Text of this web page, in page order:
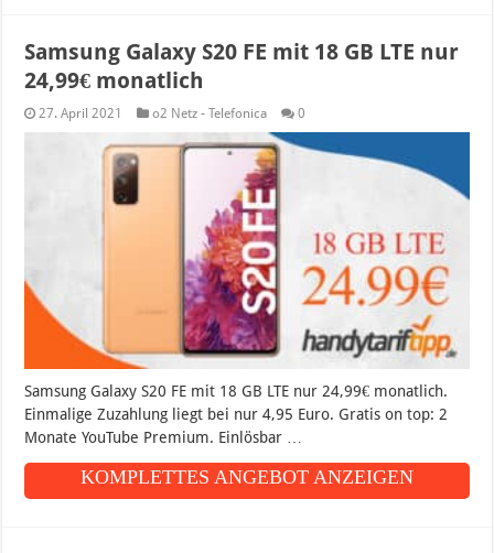
Samsung Galaxy S20 FE mit 18 GB LTE nur
24,99€ monatlich
27. April 2021 o2 Netz - Telefonica 0
Samsung Galaxy S20 FE mit 18 GB LTE nur 24,99€ monatlich.
Einmalige Zuzahlung liegt bei nur 4,95 Euro. Gratis on top: 2
Monate YouTube Premium. Einlösbar …
KOMPLETTES ANGEBOT ANZEIGEN